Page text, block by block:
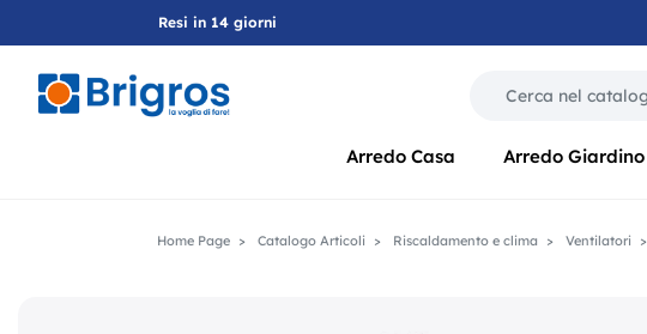
Resi in 14 giorni
Arredo Casa Arredo Giardino
Home Page Catalogo Articoli Riscaldamento e clima Ventilatori